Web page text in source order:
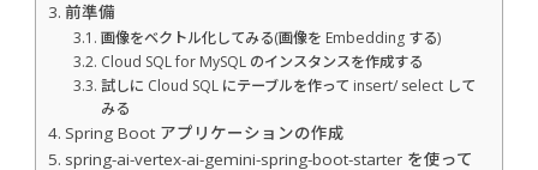
前準備
画像をベクトル化してみる(画像を Embedding する)
Cloud SQL for MySQL のインスタンスを作成する
試しに Cloud SQL にテーブルを作って insert/ select して
みる
Spring Boot アプリケーションの作成
spring-ai-vertex-ai-gemini-spring-boot-starter を使って